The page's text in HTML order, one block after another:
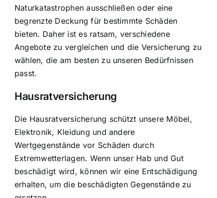
Naturkatastrophen ausschließen oder eine
begrenzte Deckung für bestimmte Schäden
bieten. Daher ist es ratsam, verschiedene
Angebote zu vergleichen und die Versicherung zu
wählen, die am besten zu unseren Bedürfnissen
passt.
Hausratversicherung
Die Hausratversicherung schützt unsere Möbel,
Elektronik, Kleidung und andere
Wertgegenstände vor Schäden durch
Extremwetterlagen. Wenn unser Hab und Gut
beschädigt wird, können wir eine Entschädigung
erhalten, um die beschädigten Gegenstände zu